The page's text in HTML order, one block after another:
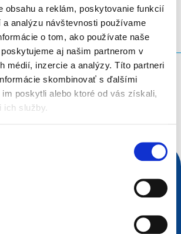
obsahu a reklám, poskytovanie funkcií
analýzu návštevnosti používame
o tom, ako používate naše
aj našim partnerom v
médií, inzercie a analýzy. Títo partneri
skombinovať s ďalšími
poskytli alebo ktoré od vás získali,
ich služby.